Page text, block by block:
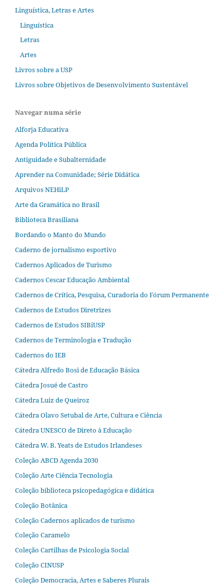
Linguística, Letras e Artes
Linguística
Letras
Artes
Livros sobre a USP
Livros sobre Objetivos de Desenvolvimento Sustentável
Navegar numa série
Alforja Educativa
Agenda Política Pública
Antiguidade e Subalternidade
Aprender na Comunidade; Série Didática
Arquivos NEHiLP
Arte da Gramática no Brasil
Biblioteca Brasiliana
Bordando o Manto do Mundo
Caderno de jornalismo esportivo
Cadernos Aplicados de Turismo
Cadernos Cescar Educação Ambiental
Cadernos de Crítica, Pesquisa, Curadoria do Fórum Permanente
Cadernos de Estudos Diretrizes
Cadernos de Estudos SIBiUSP
Cadernos de Terminologia e Tradução
Cadernos do IEB
Cátedra Alfredo Bosi de Educação Básica
Cátedra Josué de Castro
Cátedra Luiz de Queiroz
Cátedra Olavo Setubal de Arte, Cultura e Ciência
Cátedra UNESCO de Direto à Educação
Cátedra W. B. Yeats de Estudos Irlandeses
Coleção ABCD Agenda 2030
Coleção Arte Ciência Tecnologia
Coleção biblioteca psicopedagógica e didática
Coleção Botânica
Coleção Cadernos aplicados de turismo
Coleção Caramelo
Coleção Cartilhas de Psicologia Social
Coleção CINUSP
Coleção Democracia, Artes e Saberes Plurais